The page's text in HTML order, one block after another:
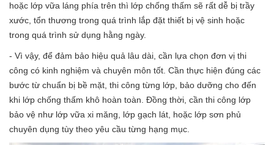
hoặc lớp vữa láng phía trên thì lớp chống thấm sẽ rất dễ bị trầy
xước, tổn thương trong quá trình lắp đặt thiết bị vệ sinh hoặc
trong quá trình sử dụng hằng ngày.
- Vì vậy, để đảm bảo hiệu quả lâu dài, cần lựa chọn đơn vị thi
công có kinh nghiệm và chuyên môn tốt. Cần thực hiện đúng các
bước từ chuẩn bị bề mặt, thi công từng lớp, bảo dưỡng cho đến
khi lớp chống thấm khô hoàn toàn. Đồng thời, cần thi công lớp
bảo vệ như lớp vữa xi măng, lớp gạch lát, hoặc lớp sơn phủ
chuyên dụng tùy theo yêu cầu từng hạng mục.